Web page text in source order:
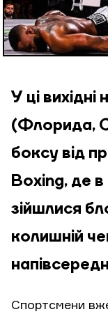
У ці
(Флорида,
боксу від
Boxing, де
зійшлися
колишній
Спортсмени